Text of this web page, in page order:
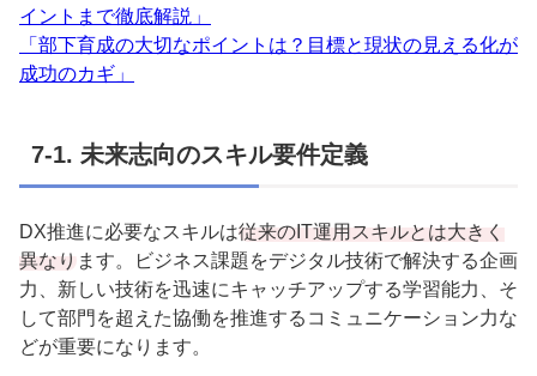
イントまで徹底解説」
「部下育成の大切なポイントは？目標と現状の見える化が
成功のカギ」
7-1. 未来志向のスキル要件定義
DX推進に必要なスキルは従来のIT運用スキルとは大きく
異なり ます。ビジネス課題をデジタル技術で解決する企画
力、新しい技術を迅速にキャッチアップする学習能力、そ
して部門を超えた協働を推進するコミュニケーション力な
どが重要になります。